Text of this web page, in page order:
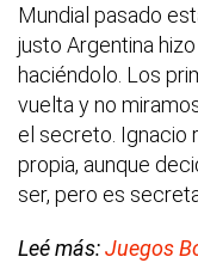
Mundial pasado
justo Argentina
haciéndolo. Los
vuelta y no
el secreto. Ignacio
propia, aunque
ser, pero es
Leé más:Juegos